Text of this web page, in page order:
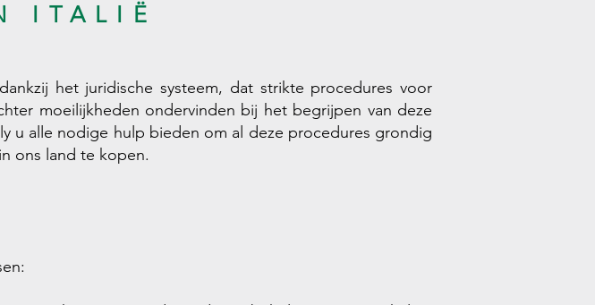
ITALIË
het juridische systeem, dat strikte procedures voor
moeilijkheden ondervinden bij het begrijpen van deze
u alle nodige hulp bieden om al deze procedures grondig
ons land te kopen.